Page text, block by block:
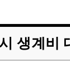
생계비